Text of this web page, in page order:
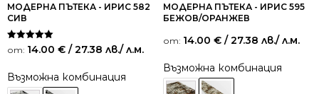
МОДЕРНА ПЪТЕКА - ИРИС 582
СИВ
Оценено на
5.00
от: 14.00 € / 27.38 лв./ л.м.
Възможна комбинация
МОДЕРНА ПЪТЕКА - ИРИС 595
БЕЖОВ/ОРАНЖЕВ
от: 14.00 € / 27.38 лв./ л.м.
Възможна комбинация